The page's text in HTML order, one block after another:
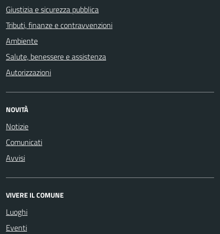
Giustizia e sicurezza pubblica
Tributi, finanze e contravvenzioni
Ambiente
Salute, benessere e assistenza
Autorizzazioni
NOVITÀ
Notizie
Comunicati
Avvisi
VIVERE IL COMUNE
Luoghi
Eventi